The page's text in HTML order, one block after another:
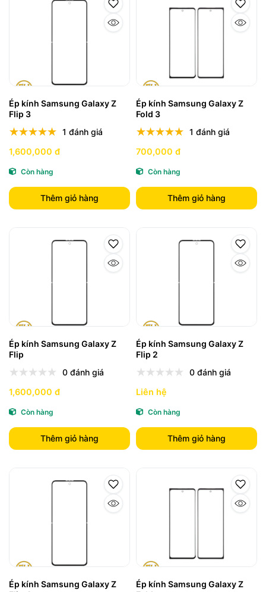
Ép kính Samsung Galaxy Z
Flip 3
1 đánh giá
1,600,000 đ
Còn hàng
Thêm giỏ hàng
Ép kính Samsung Galaxy Z
Fold 3
1 đánh giá
700,000 đ
Còn hàng
Thêm giỏ hàng
Ép kính Samsung Galaxy Z
Flip
0 đánh giá
1,600,000 đ
Còn hàng
Thêm giỏ hàng
Ép kính Samsung Galaxy Z
Flip 2
0 đánh giá
Liên hệ
Còn hàng
Thêm giỏ hàng
Ép kính Samsung Galaxy Z
Ép kính Samsung Galaxy Z